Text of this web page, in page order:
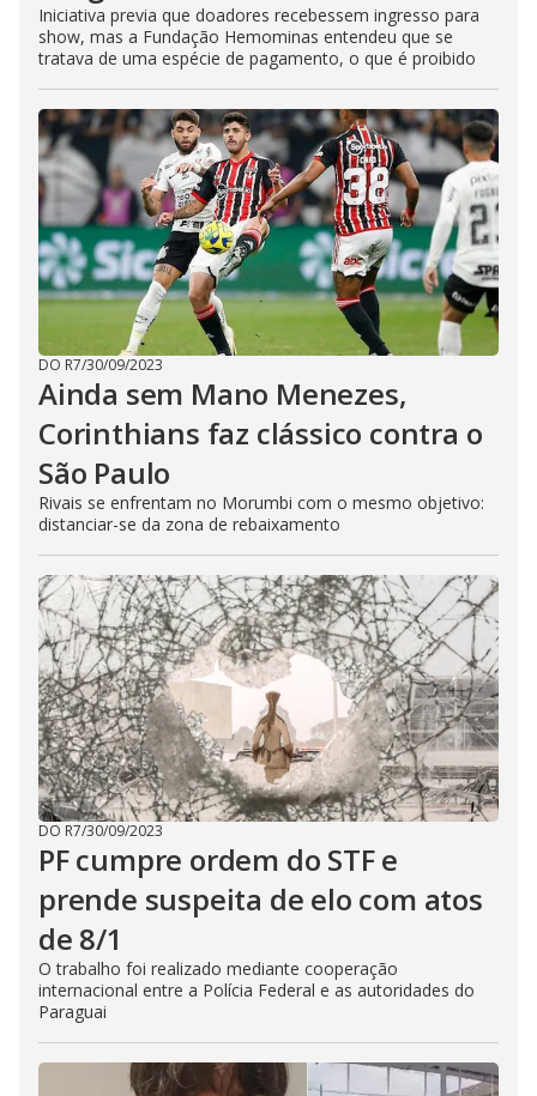
Iniciativa previa que doadores recebessem ingresso para
show, mas a Fundação Hemominas entendeu que se
tratava de uma espécie de pagamento, o que é proibido
DO R7/30/09/2023
Ainda sem Mano Menezes,
Corinthians faz clássico contra o
São Paulo
Rivais se enfrentam no Morumbi com o mesmo objetivo:
distanciar-se da zona de rebaixamento
DO R7/30/09/2023
PF cumpre ordem do STF e
prende suspeita de elo com atos
de 8/1
O trabalho foi realizado mediante cooperação
internacional entre a Polícia Federal e as autoridades do
Paraguai